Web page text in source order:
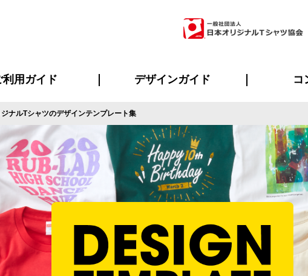
ポロシャツ パーカー・スウェット
アップ・ジャージ ツナギ スポー
ップ・バンダナ グッズ全般 の
利用ガイド
ご利用ガイド
じめての方へ
再注文の方へ
払い方法について
まとめページ
急サービスについて
保管期限について
ージ会員のメリット
くあるご質問
デザインガイド
デザイン入稿について
デザイン料について
デザインテンプレート集
デザインシミュレーター
書体一覧（フォント集）
プリント・加工一覧
コ
ナルTシャツのデザインテンプレート集